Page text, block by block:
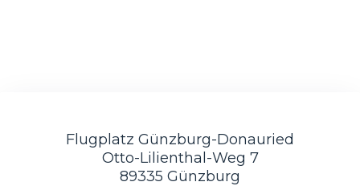
Flugplatz Günzburg-Donauried
Otto-Lilienthal-Weg 7
89335 Günzburg